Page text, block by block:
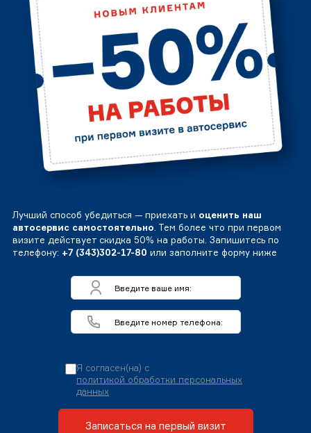
Лучший способ убедиться — приехать и оценить наш
автосервис самостоятельно. Тем более что при первом
визите действует скидка 50% на работы. Запишитесь по
телефону: +7 (343)302-17-80 или заполните форму ниже
Я согласен(на) с
политикой обработки персональных
данных
Записаться на первый визит